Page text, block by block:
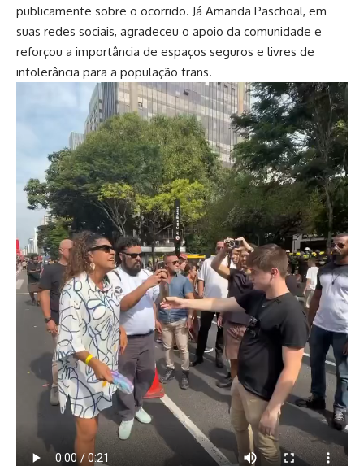
publicamente sobre o ocorrido. Já Amanda Paschoal, em
suas redes sociais, agradeceu o apoio da comunidade e
reforçou a importância de espaços seguros e livres de
intolerância para a população trans.